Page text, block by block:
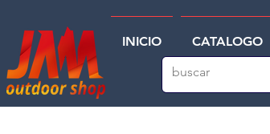
INICIO CATALOGO